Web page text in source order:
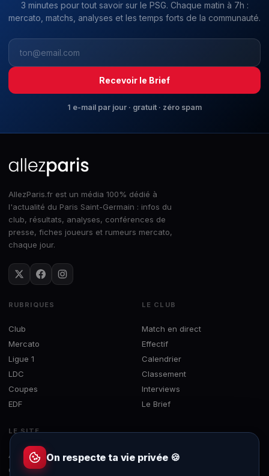
3 minutes pour tout savoir sur le PSG. Chaque matin à 7h :
mercato, matchs, analyses et les temps forts de la communauté.
Recevoir le Brief
1 e-mail par jour · gratuit · zéro spam
AllezParis.fr est un média 100% dédié à
l'actualité du Paris Saint-Germain : infos du
club, résultats, analyses, conférences de
presse, fiches joueurs et rumeurs mercato,
chaque jour.
RUBRIQUES
Club
Mercato
Ligue 1
LDC
Coupes
EDF
LE CLUB
Match en direct
Effectif
Calendrier
Classement
Interviews
Le Brief
LE SITE
À propos
Contact
On respecte ta vie privée 🍪